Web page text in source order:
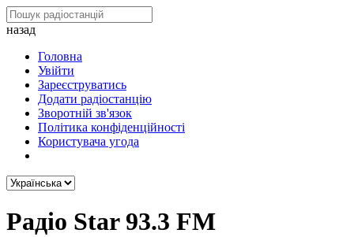
назад
Головна
Увійти
Зареєструватись
Додати радіостанцію
Зворотній зв'язок
Політика конфіденційності
Користувача угода
Радіо Star 93.3 FM